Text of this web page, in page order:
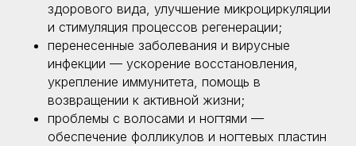
здорового вида, улучшение микроциркуляции
и стимуляция процессов регенерации;
перенесенные заболевания и вирусные
инфекции — ускорение восстановления,
укрепление иммунитета, помощь в
возвращении к активной жизни;
проблемы с волосами и ногтями —
обеспечение фолликулов и ногтевых пластин